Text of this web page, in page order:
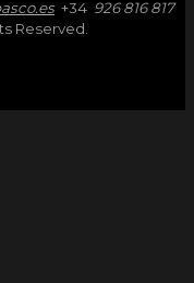
+34 926 816 817
Reserved.